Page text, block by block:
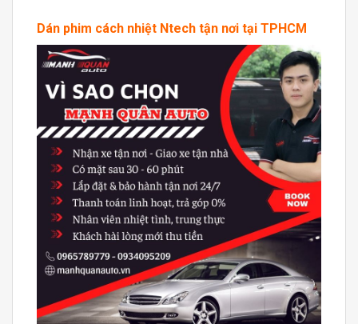
Dán phim cách nhiệt Ntech tận nơi tại TPHCM